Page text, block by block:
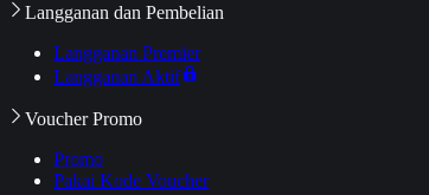
Langganan dan Pembelian
Langganan Premier
Langganan Aktif
Voucher Promo
Promo
Pakai Kode Voucher